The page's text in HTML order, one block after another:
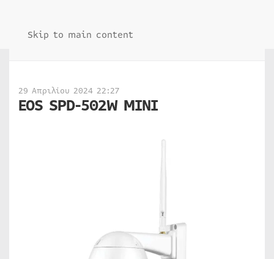
Skip to main content
29 Απριλίου 2024 22:27
EOS SPD-502W MINI